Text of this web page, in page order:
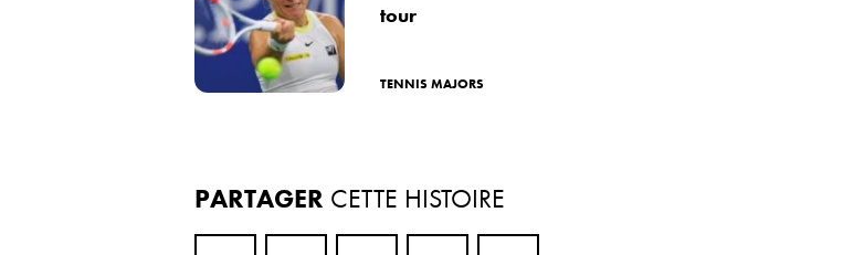
tour
TENNIS MAJORS
PARTAGER CETTE HISTOIRE